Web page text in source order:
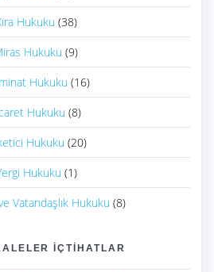
Hukuku (38)
Hukuku (9)
Hukuku (16)
Hukuku (8)
Hukuku (20)
Hukuku (1)
Vatandaşlık Hukuku (8)
İÇTIHATLAR